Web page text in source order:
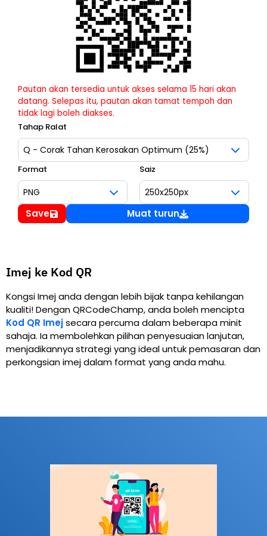
Pautan akan tersedia untuk akses selama 15 hari akan
datang. Selepas itu, pautan akan tamat tempoh dan
tidak lagi boleh diakses.
Tahap Ralat
Format Saiz
Save Muat turun
Imej ke Kod QR
Kongsi Imej anda dengan lebih bijak tanpa kehilangan
kualiti! Dengan QRCodeChamp, anda boleh mencipta
Kod QR Imejsecara percuma dalam beberapa minit
sahaja. Ia membolehkan pilihan penyesuaian lanjutan,
menjadikannya strategi yang ideal untuk pemasaran dan
perkongsian imej dalam format yang anda mahu.